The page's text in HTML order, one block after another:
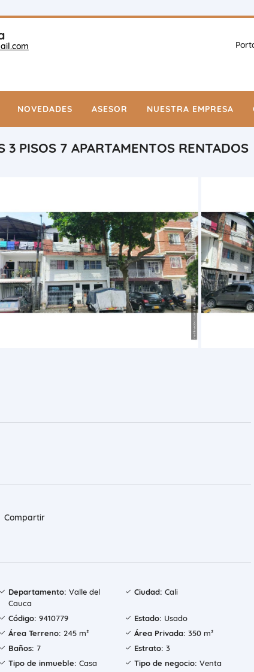
NOVEDADES ASESOR NUESTRA EMPRESA
3 PISOS 7 APARTAMENTOS RENTADOS
Compartir
Departamento: Valle del
Cauca
Ciudad: Cali
Código: 9410779 Estado: Usado
Área Terreno: 245 m² Área Privada: 350 m²
Baños: 7 Estrato: 3
Tipo de inmueble: Casa Tipo de negocio: Venta